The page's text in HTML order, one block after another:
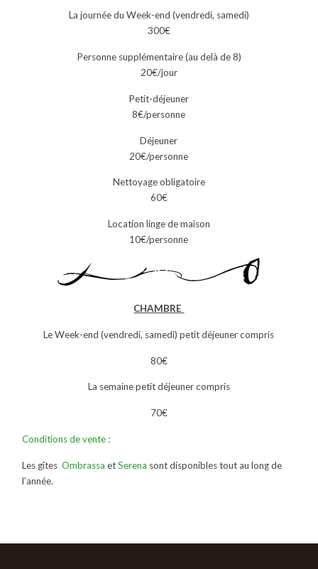
La journée du Week-end (vendredi, samedi)
300€
Personne supplémentaire (au delà de 8)
20€/jour
Petit-déjeuner
8€/personne
Déjeuner
20€/personne
Nettoyage obligatoire
60€
Location linge de maison
10€/personne
CHAMBRE
Le Week-end (vendredi, samedi) petit déjeuner compris
80€
La semaine petit déjeuner compris
70€
Conditions de vente :
Les gîtesOmbrassa etSerena sont disponibles tout au long de
l’année.